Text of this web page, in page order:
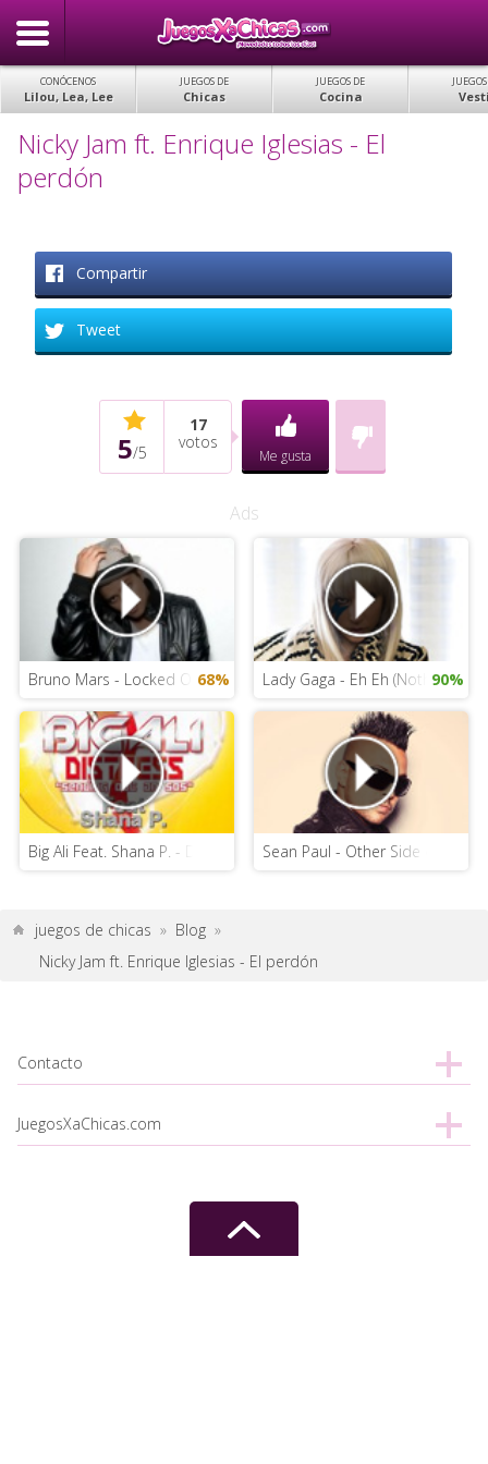
CONÓCENOS
Lilou, Lea, Lee
JUEGOS DE
Chicas
JUEGOS DE
Cocina
Nicky Jam ft. Enrique Iglesias - El
perdón
Compartir
Tweet
5/5
17
votos
Me gusta
Ads
Bruno Mars - Locked Out Of Heaven
68% Lady Gaga - Eh Eh (Nothing Else
90%
Big Ali Feat. Shana P. - Distress Sean Paul - Other Side of Love
juegos de chicas » Blog »
Nicky Jam ft. Enrique Iglesias - El perdón
Contacto
JuegosXaChicas.com